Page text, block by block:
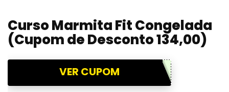
Curso Marmita Fit Congelada
(Cupom de Desconto 134,00)
VER CUPOM